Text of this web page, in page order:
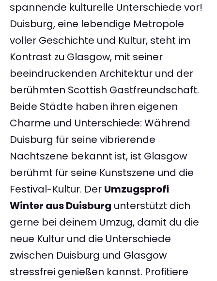
spannende kulturelle Unterschiede vor!
Duisburg, eine lebendige Metropole
voller Geschichte und Kultur, steht im
Kontrast zu Glasgow, mit seiner
beeindruckenden Architektur und der
berühmten Scottish Gastfreundschaft.
Beide Städte haben ihren eigenen
Charme und Unterschiede: Während
Duisburg für seine vibrierende
Nachtszene bekannt ist, ist Glasgow
berühmt für seine Kunstszene und die
Festival-Kultur. Der Umzugsprofi
Winter aus Duisburg unterstützt dich
gerne bei deinem Umzug, damit du die
neue Kultur und die Unterschiede
zwischen Duisburg und Glasgow
stressfrei genießen kannst. Profitiere